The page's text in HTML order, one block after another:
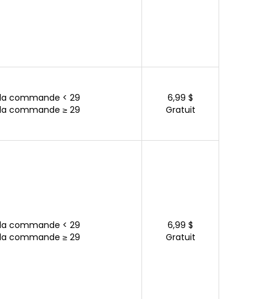
commande < 29
commande ≥ 29
6,99 $
Gratuit
commande < 29
commande ≥ 29
6,99 $
Gratuit